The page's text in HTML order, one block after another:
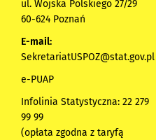
ul. Wojska Polskiego 27/29
60-624 Poznań
E-mail:
SekretariatUSPOZ@stat.gov.pl
e-PUAP
Infolinia Statystyczna: 22 279
99 99
(opłata zgodna z taryfą